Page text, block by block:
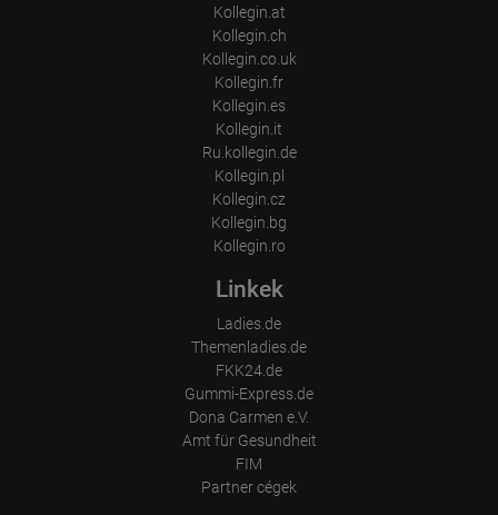
Kollegin.at
Kollegin.ch
Kollegin.co.uk
Kollegin.fr
Kollegin.es
Kollegin.it
Ru.kollegin.de
Kollegin.pl
Kollegin.cz
Kollegin.bg
Kollegin.ro
Linkek
Ladies.de
Themenladies.de
FKK24.de
Gummi-Express.de
Dona Carmen e.V.
Amt für Gesundheit
FIM
Partner cégek